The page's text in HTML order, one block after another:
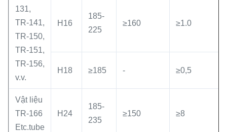
131,
TR-141,
TR-150,
TR-151,
TR-156,
v.v.
H16
185-
225
≥160 ≥1.0
H18 ≥185 - ≥0,5
Vật liệu
TR-166
Etc.tube
H24
185-
235
≥150 ≥8